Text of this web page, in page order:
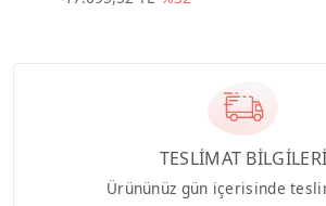
TESLİMAT BİLGİLERİ
Ürününüz gün içerisinde